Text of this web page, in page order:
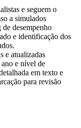
e seguem o
a simulados
desempenho
e identificação dos
e atualizadas
e nível de
em texto e
para revisão